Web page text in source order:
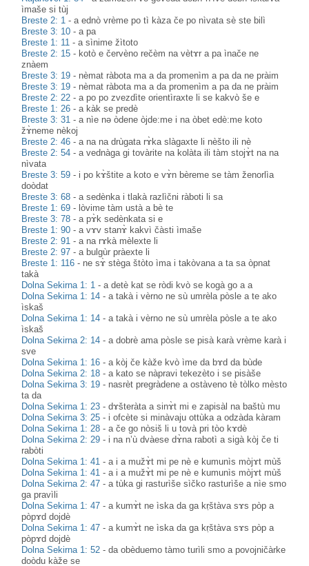
ìmaše si tùj
Breste 2: 1 -a ednò vrème po tì kàza če po nìvata sè ste bilì
Breste 3: 10 -a pa
Breste 1: 11 -a sìnime žìtoto
Breste 2: 15 - kotò e červèno rečèm na vètɤr a pa ìnače ne
znàem
Breste 3: 19 - nèmat ràbota ma a da promenìm a pa da ne pràim
Breste 3: 19 - nèmat ràbota ma a da promenìm a pa da ne pràim
Breste 2: 22 -a po po zvezdìte orientìraxte li se kakvò še e
Breste 1: 26 -a kàk se predè
Breste 3: 31 -a nìe nə òdene òjde:me i na òbet edè:me koto
žɤ̀neme nèkoj
Breste 2: 46 -a na na drùgata rɤ̀ka slàgaxte li nèšto ili nè
Breste 2: 54 -a vednàga gi tovàrite na kolàta ili tàm stojɤ̀t na na
nìvata
Breste 3: 59 - i po kɤ̀štite a koto e vɤ̀n bèreme se tàm ženorlìa
doòdat
Breste 3: 68 -a sedènka i tlakà razlìčni ràboti li sa
Breste 1: 69 - lòvime tàm ustà a bè te
Breste 3: 78 -a pɤ̀k sedènkata si e
Breste 1: 90 -a vɤv stanɤ̀ kakvì čàsti ìmaše
Breste 2: 91 -a na rɤkà mèlexte li
Breste 2: 97 -a bulgùr pràexte li
Breste 1: 116 - ne sɤ̀ stèga štòto ìma i takòvana a ta sa òpnat
takà
Dolna Sekirna 1: 1 -a detè kat se ròdi kvò se kogà go a a
Dolna Sekirna 1: 14 -a takà i vèrno ne sù umrèla pòsle a te ako
ìskaš
Dolna Sekirna 1: 14 -a takà i vèrno ne sù umrèla pòsle a te ako
ìskaš
Dolna Sekirna 2: 14 -a dobrè ama pòsle se pisà karà vrème karà i
sve
Dolna Sekirna 1: 16 -a kòj če kàže kvò ìme da bɤd da bùde
Dolna Sekirna 2: 18 -a kato se nàpravi tekezèto i se pisàše
Dolna Sekirna 3: 19 - nasrèt pregràdene a ostàveno tè tòlko mèsto
ta da
Dolna Sekirna 1: 23 -dɤšteràta a sinɤ̀t mi e zapisàl na baštù mu
Dolna Sekirna 3: 25 - i ofcète si minàvaju ottùka a odzàda kàram
Dolna Sekirna 1: 28 -a če go nòsiš li u tovà pri tòo kɤdè
Dolna Sekirna 2: 29 - i na n’ù dvàese dɤ̀na rabotì a sigà kòj če ti
rabòti
Dolna Sekirna 1: 41 -a i a mužɤ̀t mi pe nè e kumunìs mòjɤt mùš
Dolna Sekirna 1: 41 -a i a mužɤ̀t mi pe nè e kumunìs mòjɤt mùš
Dolna Sekirna 2: 47 -a tùka gi rasturìše sìčko rasturìše a nìe smo
ga pravìli
Dolna Sekirna 1: 47 -a kumɤ̀t ne ìska da ga kṛštàva sɤs pòp a
pòpɤd dojdè
Dolna Sekirna 1: 47 -a kumɤ̀t ne ìska da ga kṛštàva sɤs pòp a
pòpɤd dojdè
Dolna Sekirna 1: 52 -da obèduemo tàmo turìli smo a povojničàrke
doòdu kàže se